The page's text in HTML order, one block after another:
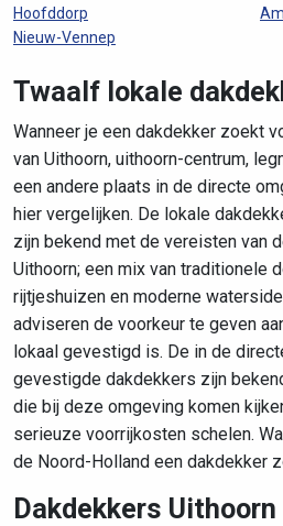
Hoofddorp
Nieuw-Vennep
Twaalf lokale
Wanneer je een dakdekker zoekt
van Uithoorn, uithoorn-centrum,
een andere plaats in de directe
hier vergelijken. De lokale
zijn bekend met de vereisten van
Uithoorn; een mix van traditionele
rijtjeshuizen en moderne
adviseren de voorkeur te geven
lokaal gevestigd is. De in de
gevestigde dakdekkers zijn
die bij deze omgeving komen
serieuze voorrijkosten schelen.
de Noord-Holland een dakdekker
Dakdekkers